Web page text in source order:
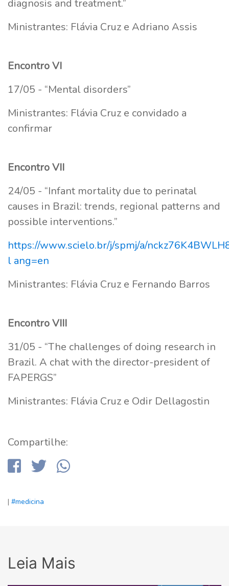
diagnosis and treatment.”
Ministrantes: Flávia Cruz e Adriano Assis
Encontro VI
17/05 - “Mental disorders”
Ministrantes: Flávia Cruz e convidado a
confirmar
Encontro VII
24/05 - “Infant mortality due to perinatal
causes in Brazil: trends, regional patterns and
possible interventions.”
https://www.scielo.br/j/spmj/a/
l ang=en
Ministrantes: Flávia Cruz e Fernando Barros
Encontro VIII
31/05 - “The challenges of doing research in
Brazil. A chat with the director-president of
FAPERGS”
Ministrantes: Flávia Cruz e Odir Dellagostin
Compartilhe:
| #medicina
Leia Mais